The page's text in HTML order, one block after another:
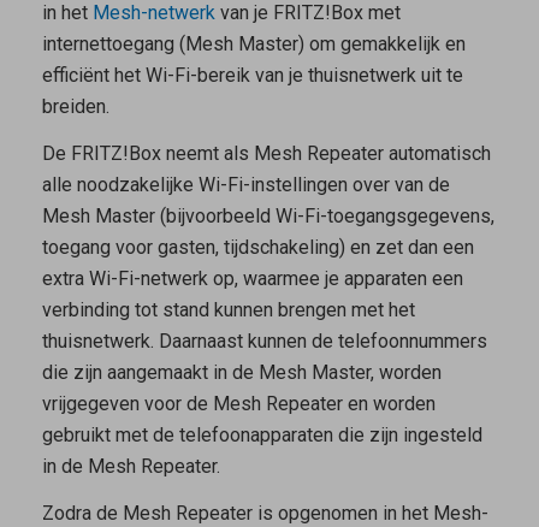
in het Mesh-netwerkvan je FRITZ!Box met
internettoegang ( Mesh Master) om gemakkelijk en
efficiënt het Wi-Fi-bereik van je thuisnetwerk uit te
breiden.
De FRITZ!Box neemt als Mesh Repeaterautomatisch
alle noodzakelijke Wi-Fi-instellingen over van de
Mesh Master(bijvoorbeeld Wi-Fi-toegangsgegevens,
toegang voor gasten, tijdschakeling) en zet dan een
extra Wi-Fi-netwerk op, waarmee je apparaten een
verbinding tot stand kunnen brengen met het
thuisnetwerk. Daarnaast kunnen de telefoonnummers
die zijn aangemaakt in de Mesh Master, worden
vrijgegeven voor de Mesh Repeateren worden
gebruikt met de telefoonapparaten die zijn ingesteld
in de Mesh Repeater.
Zodra de Mesh Repeateris opgenomen in het Mesh-